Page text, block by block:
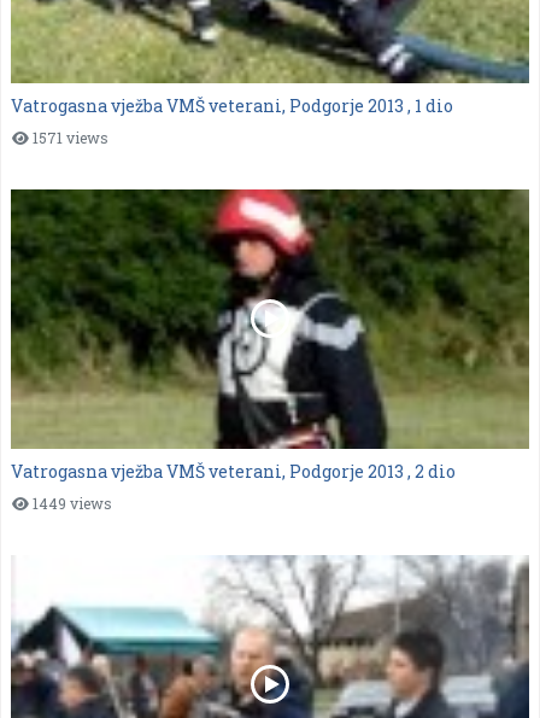
Vatrogasna vježba VMŠ veterani, Podgorje 2013 , 1 dio
1571 views
Vatrogasna vježba VMŠ veterani, Podgorje 2013 , 2 dio
1449 views